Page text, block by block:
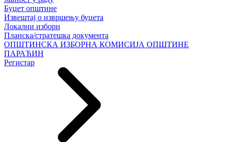
Буџет општине
Извештај о извршењу буџета
Локални избори
Планска/стратешка документа
ОПШТИНСКА ИЗБОРНА КОМИСИЈА ОПШТИНЕ
ПАРАЋИН
Регистар